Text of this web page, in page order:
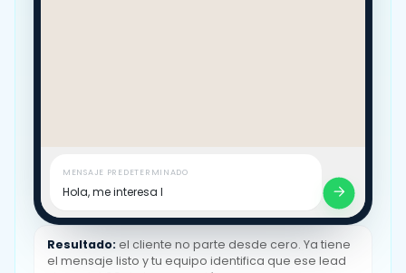
MENSAJE PREDETERMINADO
Hola, me interesa la promoción de 2x1 en
Resultado: el cliente no parte desde cero. Ya tiene